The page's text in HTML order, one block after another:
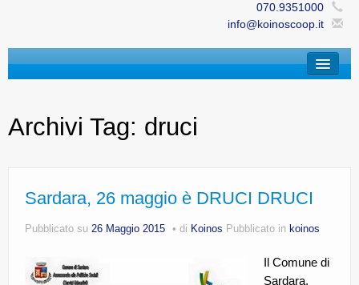
070.9351000
info@koinoscoop.it
Area Famiglie e Minori | Efè
Area Giovani | Bajania
Area Ricerca, Documentazione e Formazione |
CONTATTI
Archivi Tag: druci
Sardara, 26 maggio è DRUCI DRUCI
Pubblicato su 26 Maggio 2015 di Koinos Pubblicato in koinos
Il Comune di
Sardara,